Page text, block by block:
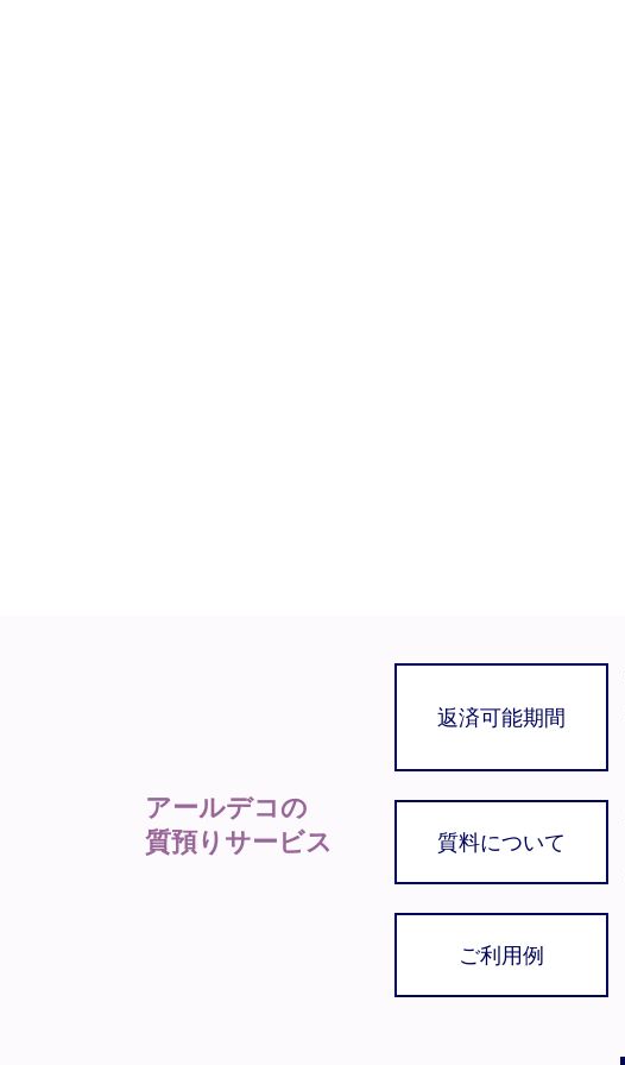
アールデコの
質預りサービス
返済可能期間
質料について
ご利用例